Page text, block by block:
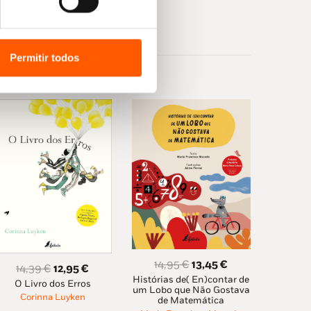
Permitir todos
14,39€ O
preço
original
12,95€
preço
O Livro dos Erros
Corinna Luyken
14,95€O
preço
original
13,45€
preço
atual
Histórias de( En)contar de
um Lobo que Não Gostava
de Matemática